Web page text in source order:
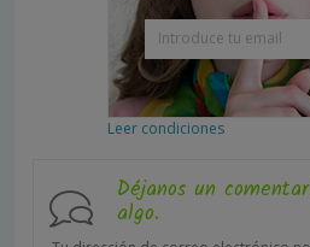
Leer condiciones
Déjanos un
algo.